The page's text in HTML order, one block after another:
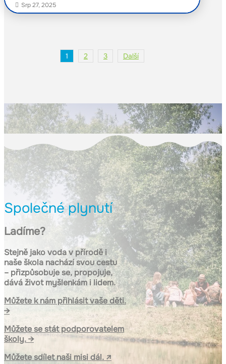
 Srp 27, 2025
1 2 3 Další
Společné plynutí
Ladíme?
Stejně jako voda v přírodě i
naše škola nachází svou cestu
– přizpůsobuje se, propojuje,
dává život myšlenkám i lidem.
Můžete k nám přihlásit vaše děti.
→
Můžete se stát podporovatelem
školy. →
Můžete sdílet naši misi dál. ↗